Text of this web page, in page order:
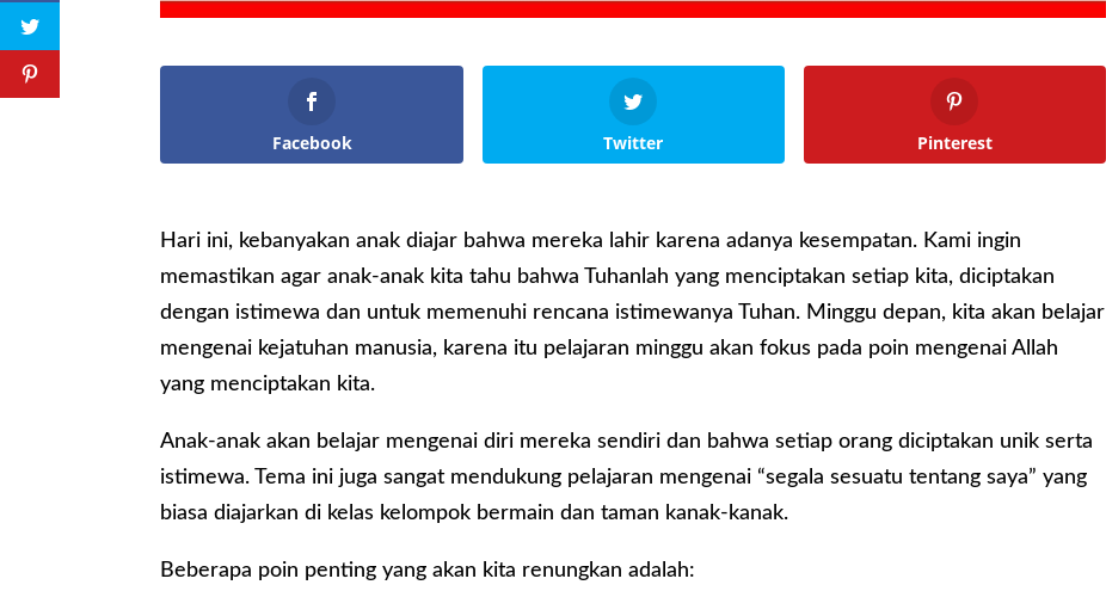
Facebook Twitter Pinterest
Hari ini, kebanyakan anak diajar bahwa mereka lahir karena adanya kesempatan. Kami ingin
memastikan agar anak-anak kita tahu bahwa Tuhanlah yang menciptakan setiap kita, diciptakan
dengan istimewa dan untuk memenuhi rencana istimewanya Tuhan. Minggu depan, kita akan belajar
mengenai kejatuhan manusia, karena itu pelajaran minggu akan fokus pada poin mengenai Allah
yang menciptakan kita.
Anak-anak akan belajar mengenai diri mereka sendiri dan bahwa setiap orang diciptakan unik serta
istimewa. Tema ini juga sangat mendukung pelajaran mengenai “segala sesuatu tentang saya” yang
biasa diajarkan di kelas kelompok bermain dan taman kanak-kanak.
Beberapa poin penting yang akan kita renungkan adalah: